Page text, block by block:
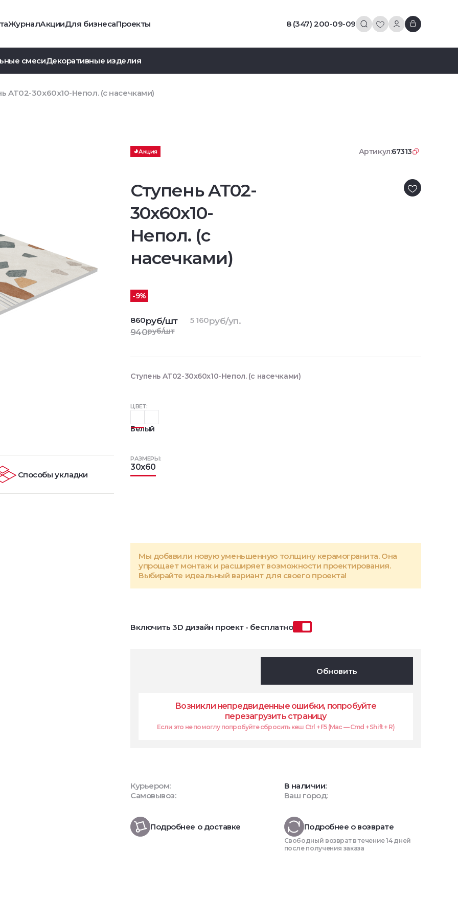
ЖурналАкцииДля бизнесаПроекты 8 (347) 200-09-09
смесиДекоративные изделия
AT02-30x60x10-Непол. (с насечками)
Акция Артикул:67313
Ступень AT02-
30x60x10-
Непол. (с
насечками)
ЦВЕТ:
Белый
РАЗМЕРЫ:
30x60
Мы добавили новую уменьшенную толщину керамогранита. Она
упрощает монтаж и расширяет возможности проектирования.
Выбирайте идеальный вариант для своего проекта!
Включить 3D дизайн проект - бесплатно
-9%
860руб/шт
940руб/шт
5 160руб/уп.
Обновить
Возникли непредвиденные ошибки, попробуйте
перезагрузить страницу
Если это не помоглу попробуйте сбросить кеш Ctrl + F5 (Mac — Cmd + Shift + R)
Курьером:
Самовывоз:
В наличии:
Ваш город:
Подробнее о доставке Подробнее о возврате
Свободный возврат в течение 14 дней
после получения заказа
Ступень AT02-30x60x10-Непол. (с насечками)
Способы укладки